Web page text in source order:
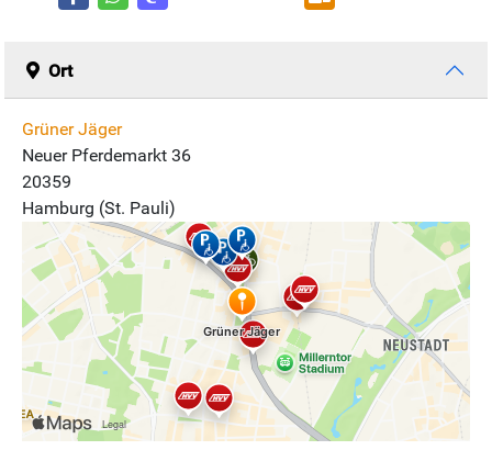
Ort
Grüner Jäger
Neuer Pferdemarkt 36
20359
Hamburg (St. Pauli)